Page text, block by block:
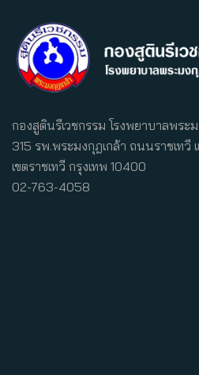
กองสูตินรีเวชกรรม โรงพยาบาลพระ
315 รพ.พระมงกุฎเกล้า ถนนราชเทวี
เขตราชเทวี กรุงเทพ 10400
02-763-4058